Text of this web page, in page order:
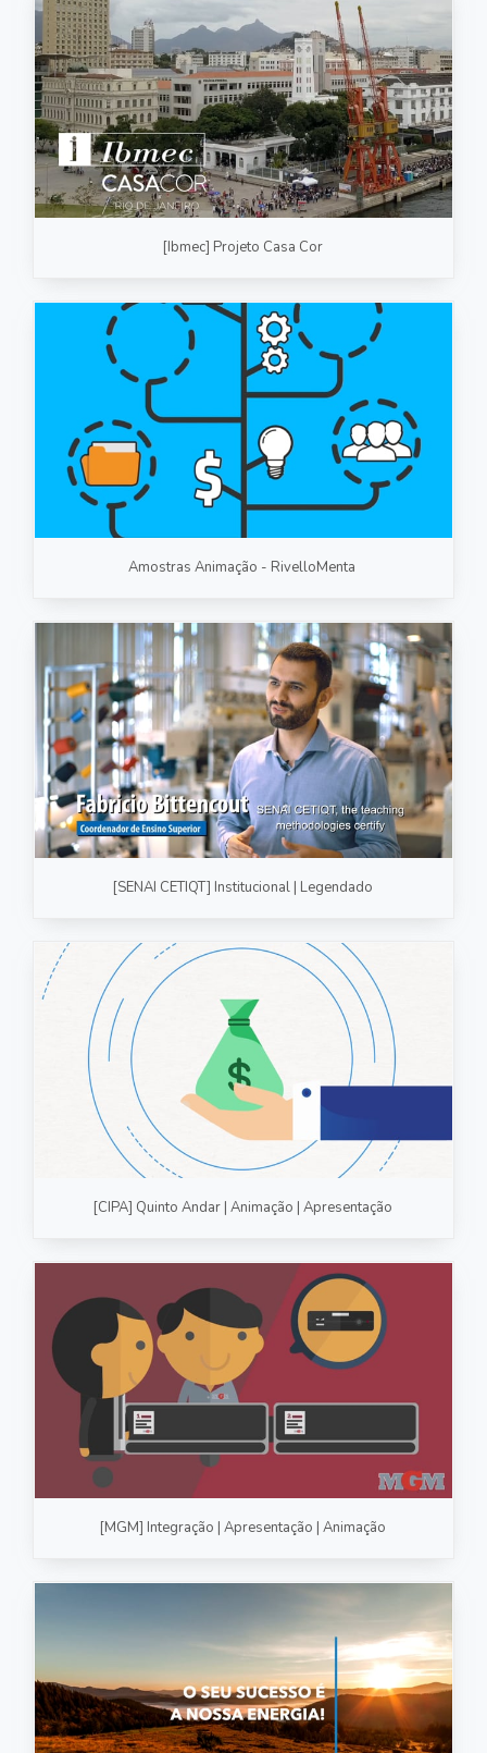
[Ibmec] Projeto Casa Cor
Amostras Animação - RivelloMenta
[SENAI CETIQT] Institucional | Legendado
[CIPA] Quinto Andar | Animação | Apresentação
[MGM] Integração | Apresentação | Animação